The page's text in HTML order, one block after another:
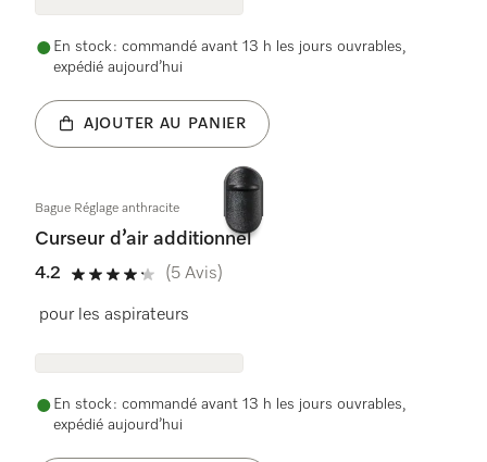
En stock : commandé avant 13 h les jours ouvrables,
expédié aujourd’hui
AJOUTER AU PANIER
Bague Réglage anthracite
Curseur d’air additionnel
4.2
4.2 étoiles sur 5
(5 Avis)
pour les aspirateurs
En stock : commandé avant 13 h les jours ouvrables,
expédié aujourd’hui